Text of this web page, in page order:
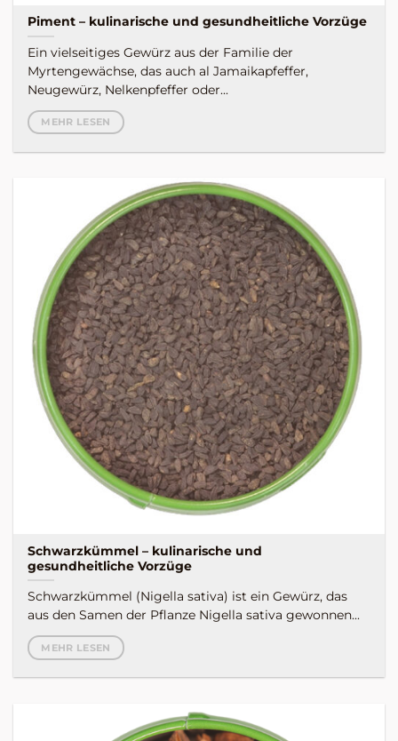
Piment – kulinarische und gesundheitliche Vorzüge
Ein vielseitiges Gewürz aus der Familie der
Myrtengewächse, das auch al Jamaikapfeffer,
Neugewürz, Nelkenpfeffer oder...
MEHR LESEN
Schwarzkümmel – kulinarische und
gesundheitliche Vorzüge
Schwarzkümmel (Nigella sativa) ist ein Gewürz, das
aus den Samen der Pflanze Nigella sativa gewonnen...
MEHR LESEN